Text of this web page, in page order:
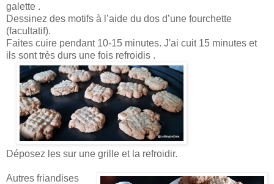
galette .
Dessinez des motifs à l’aide du dos d’une fourchette
(facultatif).
Faites cuire pendant 10-15 minutes. J'ai cuit 15 minutes et
ils sont très durs une fois refroidis .
Déposez les sur une grille et la refroidir.
Autres friandises